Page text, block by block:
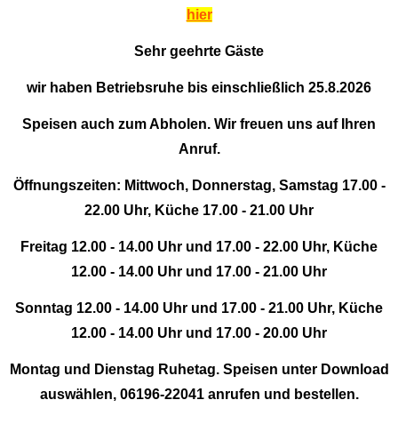
hier
Sehr geehrte Gäste
wir haben Betriebsruhe bis einschließlich 25.8.2026
Speisen auch zum Abholen. Wir freuen uns auf Ihren
Anruf.
Öffnungszeiten: Mittwoch, Donnerstag, Samstag 17.00 -
22.00 Uhr, Küche 17.00 - 21.00 Uhr
Freitag 12.00 - 14.00 Uhr und 17.00 - 22.00 Uhr, Küche
12.00 - 14.00 Uhr und 17.00 - 21.00 Uhr
Sonntag 12.00 - 14.00 Uhr und 17.00 - 21.00 Uhr, Küche
12.00 - 14.00 Uhr und 17.00 - 20.00 Uhr
Montag und Dienstag Ruhetag. Speisen unter Download
auswählen, 06196-22041 anrufen und bestellen.